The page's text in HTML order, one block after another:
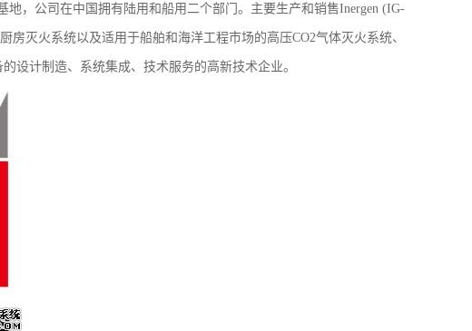
，公司在中国拥有陆用和船用二个部门。主要生产和销售Inergen (IG-
灭火系统以及适用于船舶和海洋工程市场的高压CO2气体灭火系统、
设计制造、系统集成、技术服务的高新技术企业。